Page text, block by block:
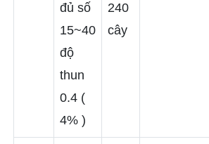
đủ số
15~40
độ
thun
0.4 (
4% )
240
cây